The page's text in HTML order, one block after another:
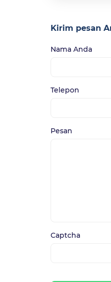
Kirim pesan
Nama Anda
Telepon
Pesan
Captcha